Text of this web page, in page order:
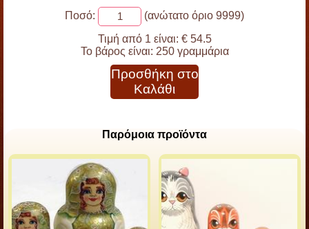
Ποσό:
(ανώτατο όριο 9999)
Τιμή από 1 είναι: € 54.5
Το βάρος είναι: 250 γραμμάρια
Προσθήκη στο
Καλάθι
Παρόμοια προϊόντα